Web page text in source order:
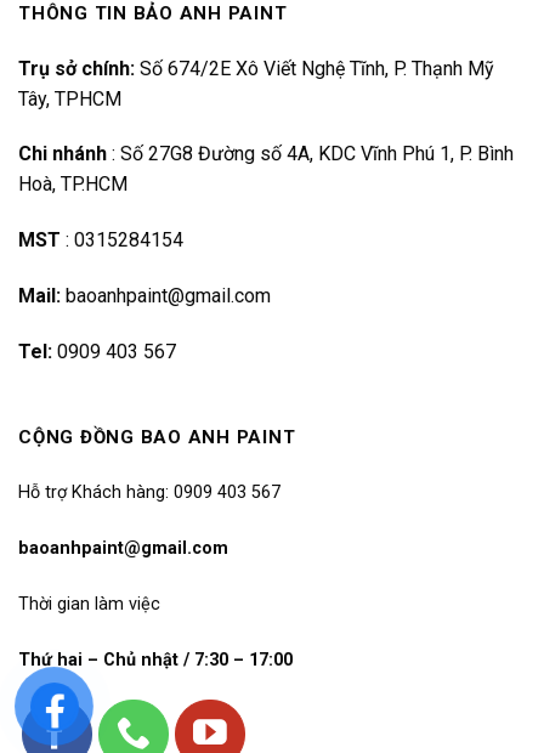
THÔNG TIN BẢO ANH PAINT
Trụ sở chính: Số 674/2E Xô Viết Nghệ Tĩnh, P. Thạnh Mỹ
Tây, TPHCM
Chi nhánh : Số 27G8 Đường số 4A, KDC Vĩnh Phú 1, P. Bình
Hoà, TP.HCM
MST : 0315284154
Mail: baoanhpaint@gmail.com
Tel: 0909 403 567
CỘNG ĐỒNG BAO ANH PAINT
Hỗ trợ Khách hàng: 0909 403 567
baoanhpaint@gmail.com
Thời gian làm việc
Thứ hai – Chủ nhật / 7:30 – 17:00